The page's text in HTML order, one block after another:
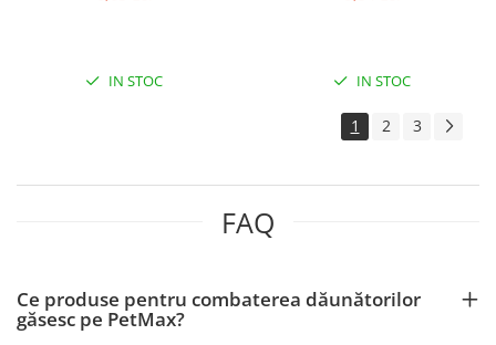
IN STOC IN STOC
1 2 3
FAQ
Ce produse pentru combaterea dăunătorilor
găsesc pe PetMax?